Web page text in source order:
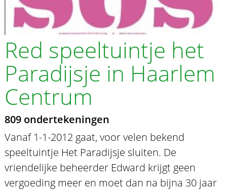
Red speeltuintje het
Paradijsje in Haarlem
Centrum
809 ondertekeningen
Vanaf 1-1-2012 gaat, voor velen bekend
speeltuintje Het Paradijsje sluiten. De
vriendelijke beheerder Edward krijgt geen
vergoeding meer en moet dan na bijna 30 jaar